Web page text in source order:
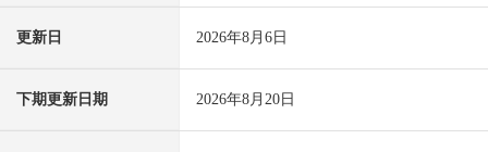
更新日 2026年8月6日
下期更新日期 2026年8月20日